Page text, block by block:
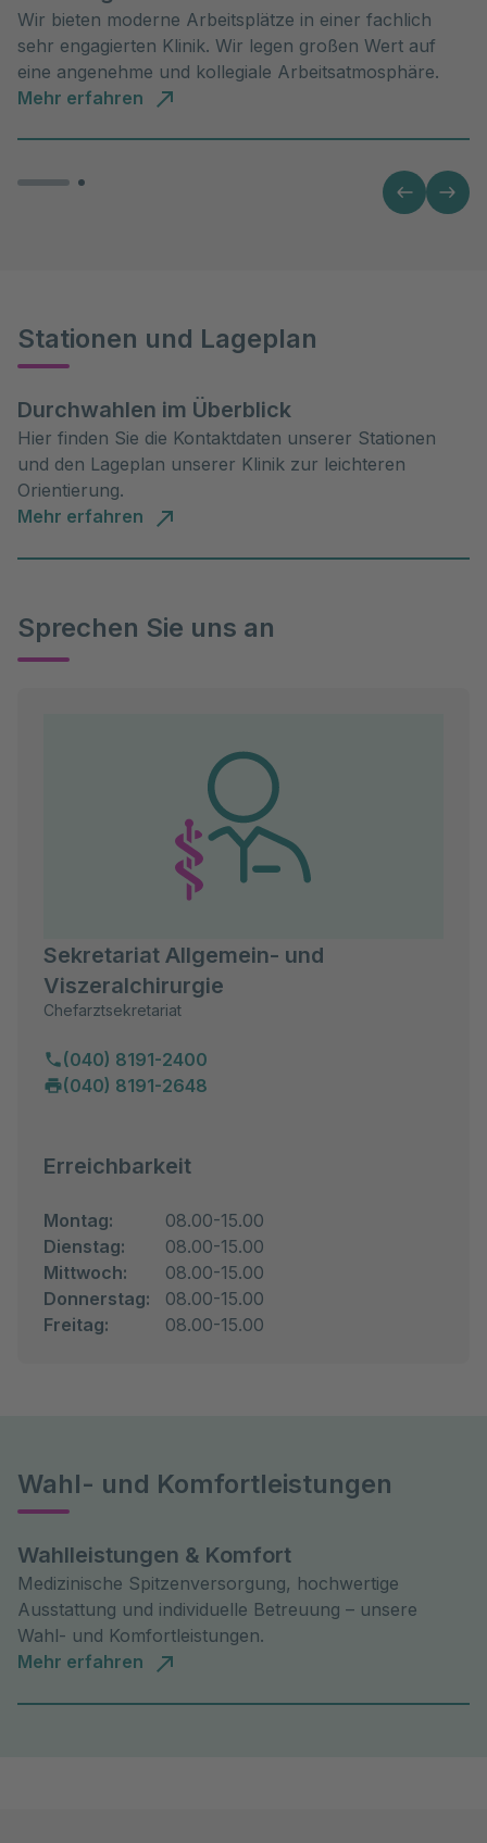
Wir bieten moderne Arbeitsplätze in einer fachlich
sehr engagierten Klinik. Wir legen großen Wert auf
eine angenehme und kollegiale Arbeitsatmosphäre.
Mehr erfahren
Stationen und Lageplan
Durchwahlen im Überblick
Hier finden Sie die Kontaktdaten unserer Stationen
und den Lageplan unserer Klinik zur leichteren
Orientierung.
Mehr erfahren
Sprechen Sie uns an
Sekretariat Allgemein- und
Viszeralchirurgie
Chefarztsekretariat
(040) 8191-2400
(040) 8191-2648
Erreichbarkeit
Montag:
08.00-15.00
Dienstag:
08.00-15.00
Mittwoch:
08.00-15.00
Donnerstag:
08.00-15.00
Freitag:
08.00-15.00
Wahl- und Komfortleistungen
Wahlleistungen & Komfort
Medizinische Spitzenversorgung, hochwertige
Ausstattung und individuelle Betreuung – unsere
Wahl- und Komfortleistungen.
Mehr erfahren